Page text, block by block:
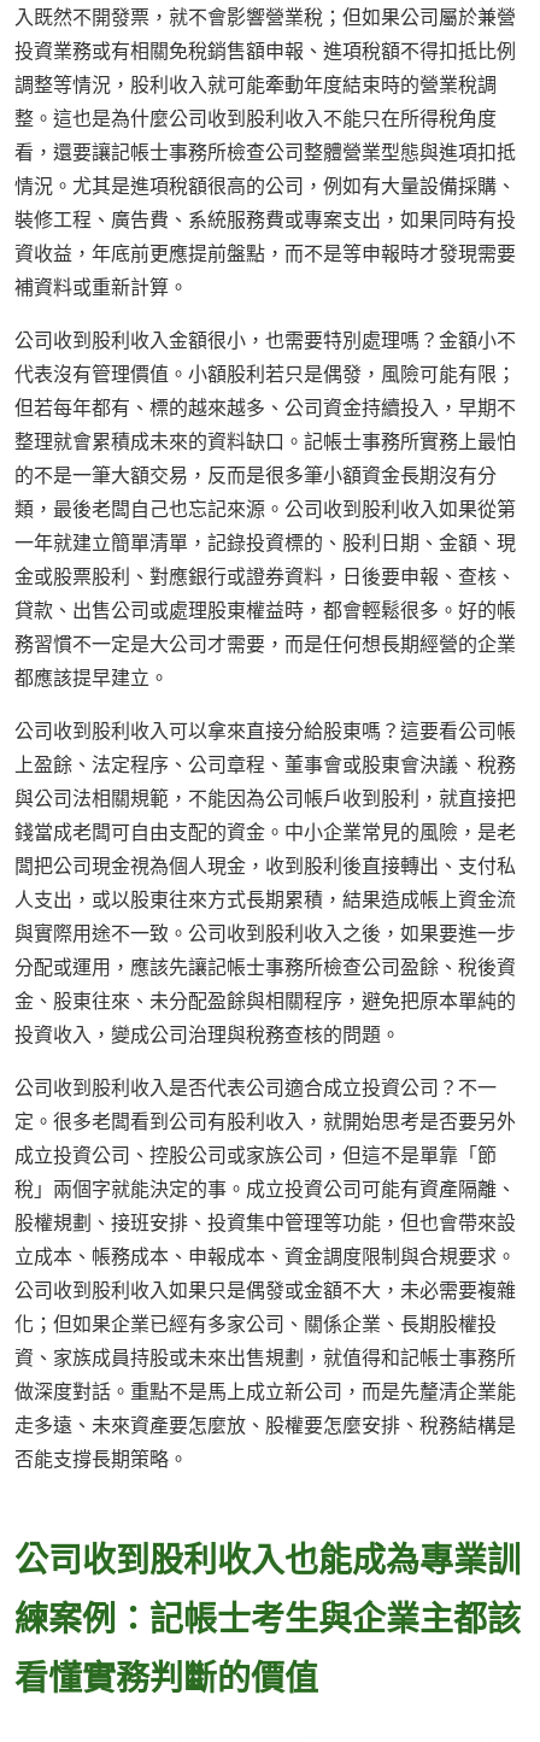
入既然不開發票，就不會影響營業稅；但如果公司屬於兼營
投資業務或有相關免稅銷售額申報、進項稅額不得扣抵比例
調整等情況，股利收入就可能牽動年度結束時的營業稅調
整。這也是為什麼公司收到股利收入不能只在所得稅角度
看，還要讓記帳士事務所檢查公司整體營業型態與進項扣抵
情況。尤其是進項稅額很高的公司，例如有大量設備採購、
裝修工程、廣告費、系統服務費或專案支出，如果同時有投
資收益，年底前更應提前盤點，而不是等申報時才發現需要
補資料或重新計算。
公司收到股利收入金額很小，也需要特別處理嗎？金額小不
代表沒有管理價值。小額股利若只是偶發，風險可能有限；
但若每年都有、標的越來越多、公司資金持續投入，早期不
整理就會累積成未來的資料缺口。記帳士事務所實務上最怕
的不是一筆大額交易，反而是很多筆小額資金長期沒有分
類，最後老闆自己也忘記來源。公司收到股利收入如果從第
一年就建立簡單清單，記錄投資標的、股利日期、金額、現
金或股票股利、對應銀行或證券資料，日後要申報、查核、
貸款、出售公司或處理股東權益時，都會輕鬆很多。好的帳
務習慣不一定是大公司才需要，而是任何想長期經營的企業
都應該提早建立。
公司收到股利收入可以拿來直接分給股東嗎？這要看公司帳
上盈餘、法定程序、公司章程、董事會或股東會決議、稅務
與公司法相關規範，不能因為公司帳戶收到股利，就直接把
錢當成老闆可自由支配的資金。中小企業常見的風險，是老
闆把公司現金視為個人現金，收到股利後直接轉出、支付私
人支出，或以股東往來方式長期累積，結果造成帳上資金流
與實際用途不一致。公司收到股利收入之後，如果要進一步
分配或運用，應該先讓記帳士事務所檢查公司盈餘、稅後資
金、股東往來、未分配盈餘與相關程序，避免把原本單純的
投資收入，變成公司治理與稅務查核的問題。
公司收到股利收入是否代表公司適合成立投資公司？不一
定。很多老闆看到公司有股利收入，就開始思考是否要另外
成立投資公司、控股公司或家族公司，但這不是單靠「節
稅」兩個字就能決定的事。成立投資公司可能有資產隔離、
股權規劃、接班安排、投資集中管理等功能，但也會帶來設
立成本、帳務成本、申報成本、資金調度限制與合規要求。
公司收到股利收入如果只是偶發或金額不大，未必需要複雜
化；但如果企業已經有多家公司、關係企業、長期股權投
資、家族成員持股或未來出售規劃，就值得和記帳士事務所
做深度對話。重點不是馬上成立新公司，而是先釐清企業能
走多遠、未來資產要怎麼放、股權要怎麼安排、稅務結構是
否能支撐長期策略。
公司收到股利收入也能成為專業訓
練案例：記帳士考生與企業主都該
看懂實務判斷的價值